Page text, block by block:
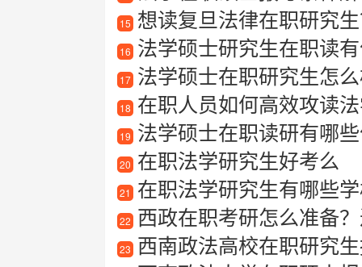
15 想读复旦法律在职研究
16 法学硕士研究生在职读
17 法学硕士在职研究生怎
18 在职人员如何高效攻读
19 法学硕士在职读研有哪
20 在职法学研究生好考么
21 在职法学研究生有哪些
22 西政在职考研怎么准备
23 西南政法高校在职研究